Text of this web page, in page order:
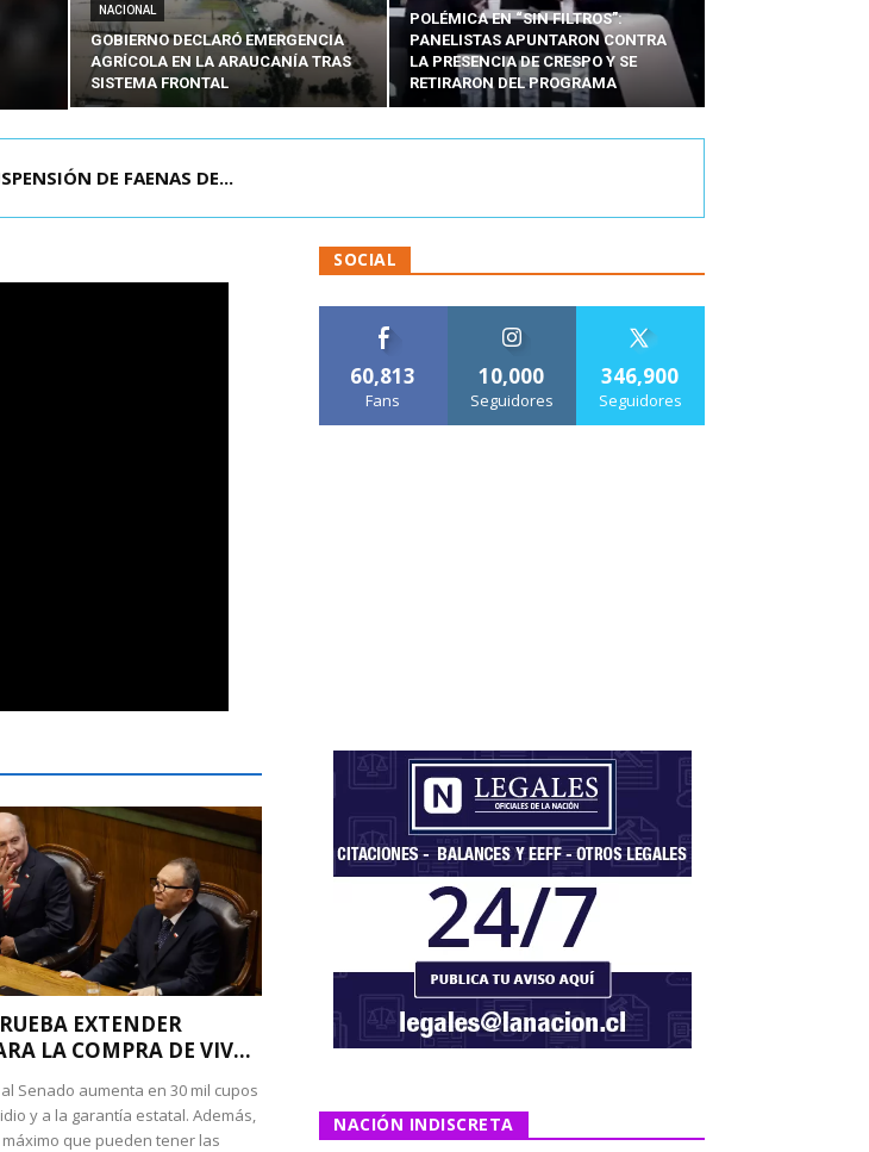
NACIONAL
GOBIERNO DECLARÓ EMERGENCIA
AGRÍCOLA EN LA ARAUCANÍA TRAS
SISTEMA FRONTAL
POLÉMICA EN “SIN FILTROS”:
PANELISTAS APUNTARON CONTRA
LA PRESENCIA DE CRESPO Y SE
RETIRARON DEL PROGRAMA
DE FAENAS DE...
EXTENDER
LA COMPRA DE VIV...
Senado aumenta en 30 mil cupos
y a la garantía estatal. Además,
que pueden tener las
SOCIAL
60,813
Fans
10,000
Seguidores
346,900
Seguidores
NACIÓN INDISCRETA